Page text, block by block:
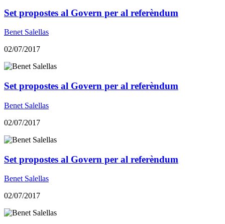
Set propostes al Govern per al referèndum
Benet Salellas
02/07/2017
Set propostes al Govern per al referèndum
Benet Salellas
02/07/2017
Set propostes al Govern per al referèndum
Benet Salellas
02/07/2017